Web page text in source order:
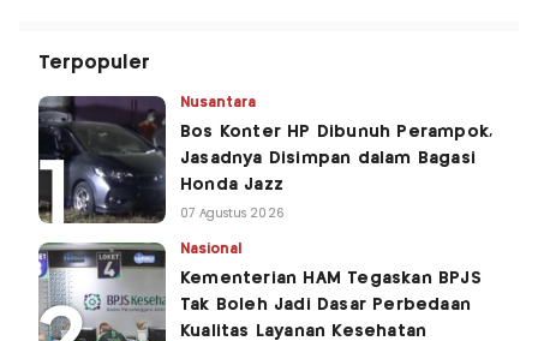
Terpopuler
Nusantara
Bos Konter HP Dibunuh Perampok,
Jasadnya Disimpan dalam Bagasi
Honda Jazz
07 Agustus 2026
Nasional
Kementerian HAM Tegaskan BPJS
Tak Boleh Jadi Dasar Perbedaan
Kualitas Layanan Kesehatan